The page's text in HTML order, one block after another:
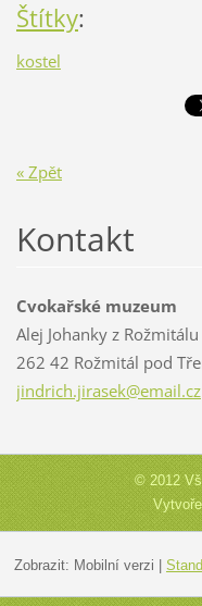
Štítky:
kostel
« Zpět
Kontakt
Cvokařské muzeum
Alej Johanky z
262 42 Rožmitál pod
jindrich.jirasek@email.cz
© 2012
Zobrazit: Mobilní verzi |